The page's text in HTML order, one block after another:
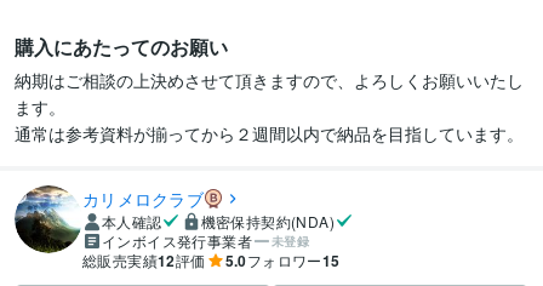
購入にあたってのお願い
納期はご相談の上決めさせて頂きますので、よろしくお願いいたし
ます。
通常は参考資料が揃ってから２週間以内で納品を目指しています。
カリメロクラブ
本人確認
機密保持契約(NDA)
インボイス発行事業者
未登録
総販売実績12評価 5.0フォロワー15